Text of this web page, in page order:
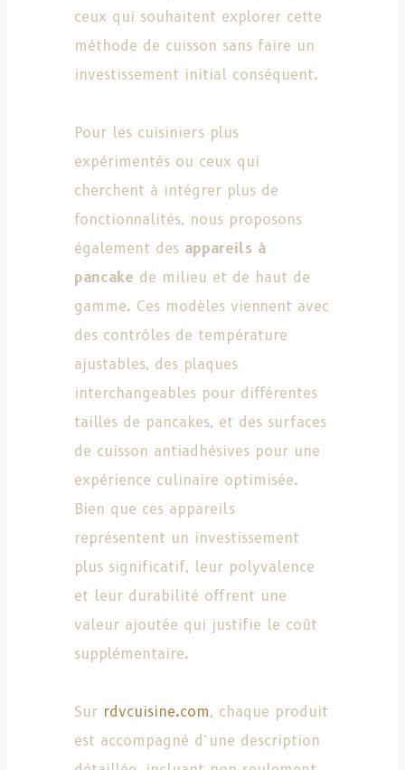
ceux qui souhaitent explorer cette
méthode de cuisson sans faire un
investissement initial conséquent.
Pour les cuisiniers plus
expérimentés ou ceux qui
cherchent à intégrer plus de
fonctionnalités, nous proposons
également des appareils à
pancake de milieu et de haut de
gamme. Ces modèles viennent avec
des contrôles de température
ajustables, des plaques
interchangeables pour différentes
tailles de pancakes, et des surfaces
de cuisson antiadhésives pour une
expérience culinaire optimisée.
Bien que ces appareils
représentent un investissement
plus significatif, leur polyvalence
et leur durabilité offrent une
valeur ajoutée qui justifie le coût
supplémentaire.
Sur rdvcuisine.com, chaque produit
est accompagné d’une description